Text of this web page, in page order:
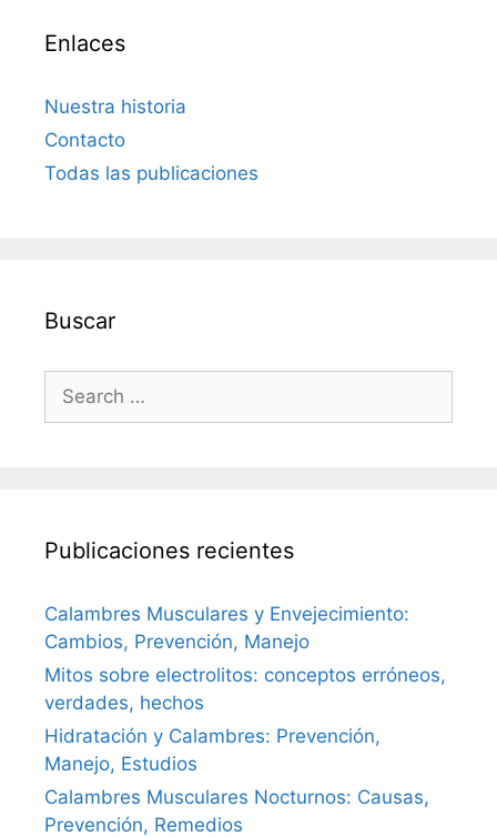
Enlaces
Nuestra historia
Contacto
Todas las publicaciones
Buscar
for:
Publicaciones recientes
Calambres Musculares y Envejecimiento:
Cambios, Prevención, Manejo
Mitos sobre electrolitos: conceptos erróneos,
verdades, hechos
Hidratación y Calambres: Prevención,
Manejo, Estudios
Calambres Musculares Nocturnos: Causas,
Prevención, Remedios